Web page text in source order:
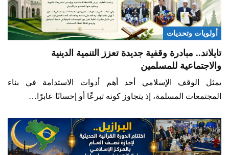
أولويات وتحديات
تايلاند.. مبادرة وقفية جديدة تعزز التنمية الدينية
والاجتماعية للمسلمين
يمثل الوقف الإسلامي أحد أهم أدوات الاستدامة في بناء
المجتمعات المسلمة، إذ يتجاوز كونه تبرعًا أو إحسانًا عابرًا…